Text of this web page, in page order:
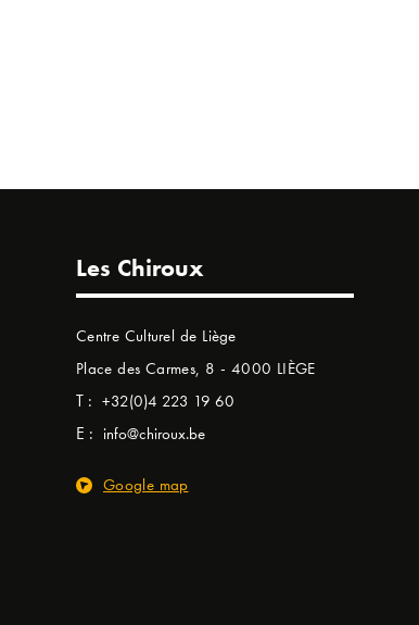
Les Chiroux
Centre Culturel de Liège
Place des Carmes, 8 - 4000 LIÈGE
T : +32(0)4 223 19 60
E : info@chiroux.be
Google map